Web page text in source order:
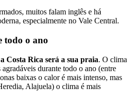
muitos falam inglês e há
especialmente no Vale Central.
todo o ano
Costa Rica será a sua praia. O clima
durante todo o ano (entre
baixas o calor é mais intenso, mas
Alajuela) o clima é mais